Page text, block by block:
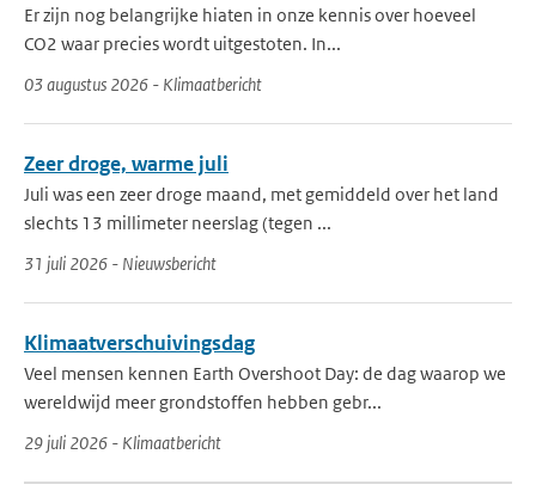
Er zijn nog belangrijke hiaten in onze kennis over hoeveel
CO2 waar precies wordt uitgestoten. In...
03 augustus 2026 - Klimaatbericht
Zeer droge, warme juli
Juli was een zeer droge maand, met gemiddeld over het land
slechts 13 millimeter neerslag (tegen ...
31 juli 2026 - Nieuwsbericht
Klimaatverschuivingsdag
Veel mensen kennen Earth Overshoot Day: de dag waarop we
wereldwijd meer grondstoffen hebben gebr...
29 juli 2026 - Klimaatbericht